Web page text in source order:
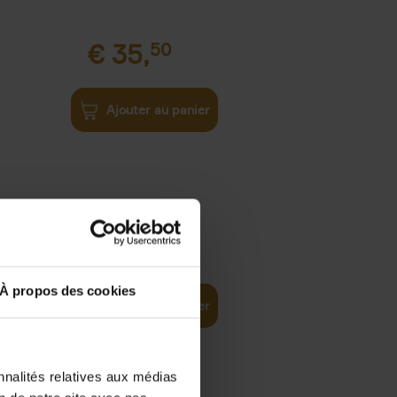
À propos des cookies
relatives aux médias
€ 35,50
Ajouter au panier
37,50
Ajouter au panier